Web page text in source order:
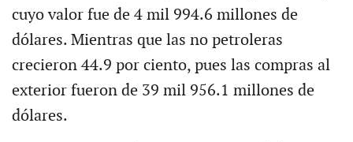
cuyo valor fue de 4 mil 994.6 millones de
dólares. Mientras que las no petroleras
crecieron 44.9 por ciento, pues las compras al
exterior fueron de 39 mil 956.1 millones de
dólares.